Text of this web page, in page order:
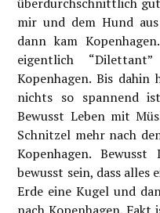
mir und dem Hund
dann kam
eigentlich
Kopenhagen. Bis
nichts so spannend
Bewusst Leben mit
Schnitzel mehr nach
Kopenhagen.
bewusst sein, dass alles
Erde eine Kugel und
nach Kopenhagen. Fakt